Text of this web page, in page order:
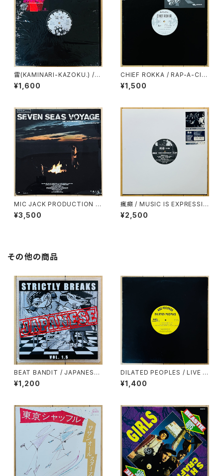
雷(KAMINARI-KAZOKU.) /
雷電
¥1,600
CHIEF ROKKA / RAP-A-CIT
Y EP
¥1,500
MIC JACK PRODUCTION /
SEVEN SEAS VOYAGE
¥3,500
瘋癲 / MUSIC IS EXPRESSIO
N EP
¥2,500
その他の商品
BEAT BANDIT / JAPANESE
STRICTLY BREAKS & BEAT
S VOL.1.5(特典CD-R付)
¥1,200
DILATED PEOPLES / LIVE O
N STAGE
¥1,400